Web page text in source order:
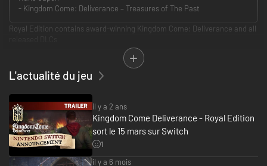
- Kingdom Come: Deliverance – Treasures of The Past
Royal Edition contains award-winning Kingdom Come: Deliverance and all
Kingdom Come: Deliverance
You're Henry, the son of a blacksmith. Thrust into a raging civil war, you
watch helplessly as invaders storm your village and slaughter your friends
and family. Narrowly escaping the brutal attack, you grab your sword to
fight back. Avenge the death of your parents and help repel the invading
forces!
Treasures of the Past
L'actualité du jeu
il y a 2 ans
Kingdom Come Deliverance - Royal Edition
sort le 15 mars sur Switch
1
il y a 6 mois